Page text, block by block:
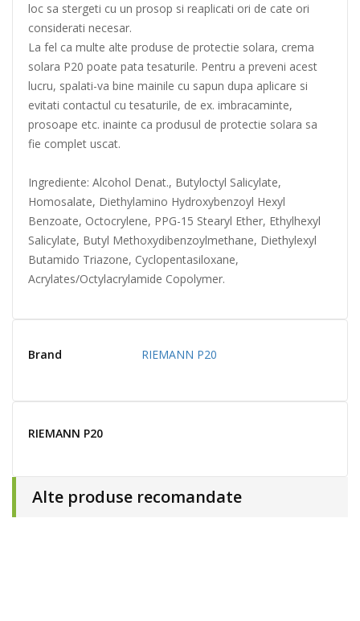
loc sa stergeti cu un prosop si reaplicati ori de cate ori
considerati necesar.
La fel ca multe alte produse de protectie solara, crema
solara P20 poate pata tesaturile. Pentru a preveni acest
lucru, spalati-va bine mainile cu sapun dupa aplicare si
evitati contactul cu tesaturile, de ex. imbracaminte,
prosoape etc. inainte ca produsul de protectie solara sa
fie complet uscat.
Ingrediente: Alcohol Denat., Butyloctyl Salicylate,
Homosalate, Diethylamino Hydroxybenzoyl Hexyl
Benzoate, Octocrylene, PPG-15 Stearyl Ether, Ethylhexyl
Salicylate, Butyl Methoxydibenzoylmethane, Diethylexyl
Butamido Triazone, Cyclopentasiloxane,
Acrylates/Octylacrylamide Copolymer.
Brand RIEMANN P20
RIEMANN P20
Alte produse recomandate